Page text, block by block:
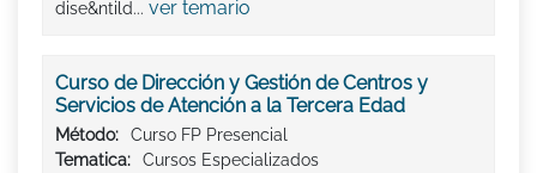
dise&ntild... ver temario
Curso de Dirección y Gestión de Centros y
Servicios de Atención a la Tercera Edad
Método:
Curso FP Presencial
Tematica:
Cursos Especializados